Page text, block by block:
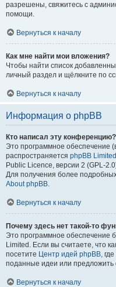
разрешены, свяжитесь с
помощи.
Вернуться к началу
Как мне найти мои вложения?
Чтобы найти список
личный раздел и щёлкните по
Вернуться к началу
Информация о phpBB
Кто написал эту конференцию?
Это программное обеспечение
распространяется phpBB Limited
Public Licence, версии 2 (GPL-
Для получения более
About phpBB.
Вернуться к началу
Почему здесь нет такой-то
Это программное обеспечение
Limited. Если вы считаете, что
посетите Центр идей phpBB,
поданные идеи или предложить
Вернуться к началу